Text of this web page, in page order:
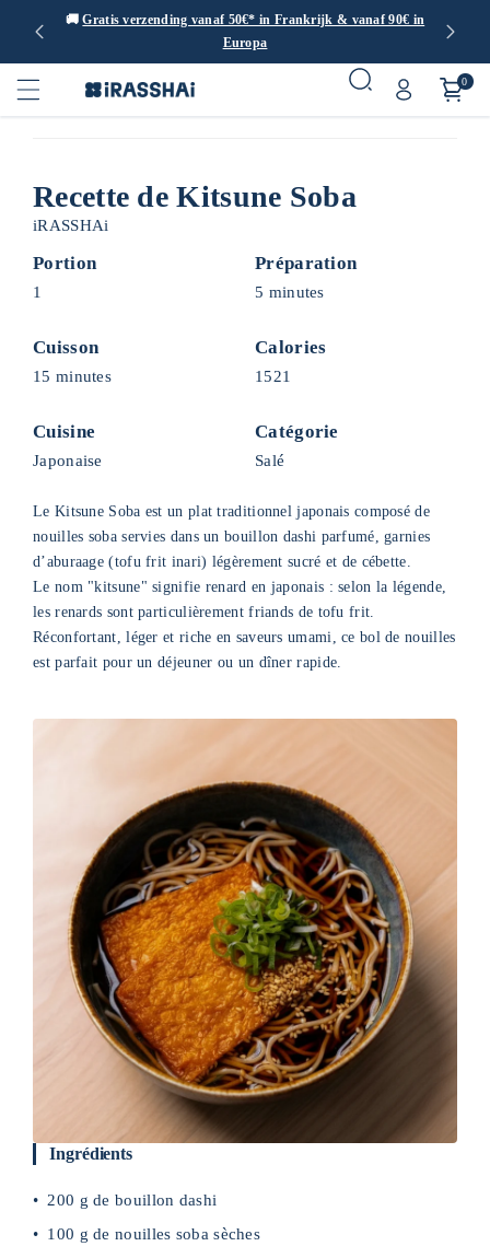
🚚Gratis verzending vanaf 50€* in Frankrijk & vanaf 90€ in
Europa
0
Recette de Kitsune Soba
iRASSHAi
Portion
1
Préparation
5 minutes
Cuisson
15 minutes
Calories
1521
Cuisine
Japonaise
Catégorie
Salé
Le Kitsune Soba est un plat traditionnel japonais composé de
nouilles soba servies dans un bouillon dashi parfumé, garnies
d’aburaage (tofu frit inari) légèrement sucré et de cébette.
Le nom "kitsune" signifie renard en japonais : selon la légende,
les renards sont particulièrement friands de tofu frit.
Réconfortant, léger et riche en saveurs umami, ce bol de nouilles
est parfait pour un déjeuner ou un dîner rapide.
Ingrédients
200 g de bouillon dashi
100 g de nouilles soba sèches